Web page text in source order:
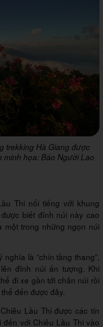
trekking Hà Giang được
minh họa: Báo Người Lao
Thi nổi tiếng với khung
biết đỉnh núi này cao
một trong những ngọn núi
nghĩa là “chín tầng thang”,
đỉnh núi ấn tượng. Khi
đi xe gần tới chân núi rồi
đến được đây.
Lầu Thi được các tín
với Chiêu Lầu Thi vào